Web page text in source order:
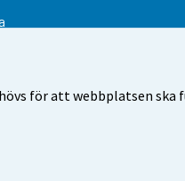
för att webbplatsen